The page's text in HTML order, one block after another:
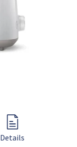
Details